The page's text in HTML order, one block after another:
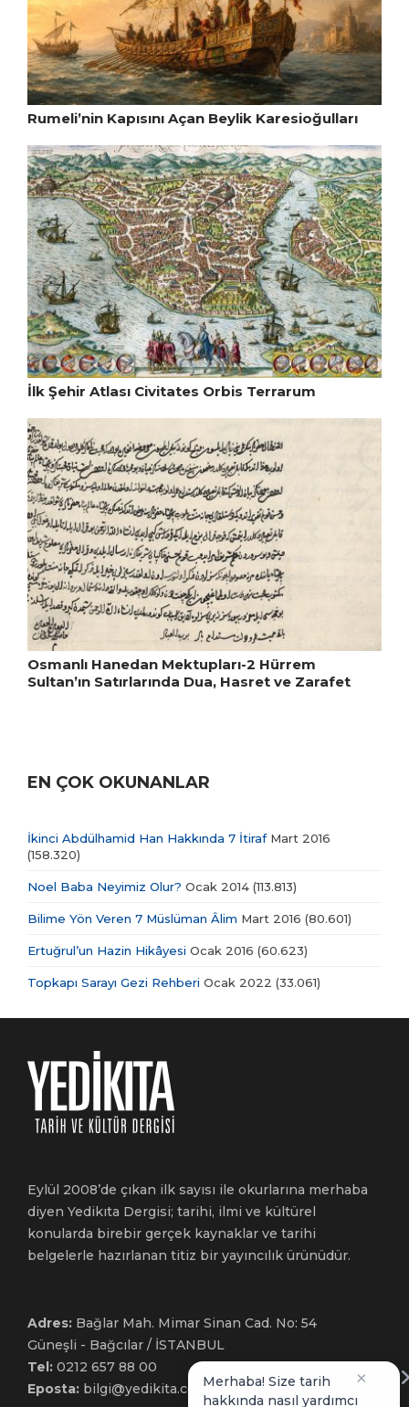
Rumeli’nin Kapısını Açan Beylik Karesioğulları
İlk Şehir Atlası Civitates Orbis Terrarum
Osmanlı Hanedan Mektupları-2 Hürrem
Sultan’ın Satırlarında Dua, Hasret ve Zarafet
EN ÇOK OKUNANLAR
İkinci Abdülhamid Han Hakkında 7 İtirafMart 2016
(158.320)
Noel Baba Neyimiz Olur? Ocak 2014 (113.813)
Bilime Yön Veren 7 Müslüman Âlim Mart 2016 (80.601)
Ertuğrul’un Hazin Hikâyesi Ocak 2016 (60.623)
Topkapı Sarayı Gezi Rehberi Ocak 2022 (33.061)
Eylül 2008’de çıkan ilk sayısı ile okurlarına merhaba
diyen Yedikıta Dergisi; tarihi, ilmi ve kültürel
konularda birebir gerçek kaynaklar ve tarihi
belgelerle hazırlanan titiz bir yayıncılık ürünüdür.
Adres: Bağlar Mah. Mimar Sinan Cad. No: 54
Güneşli - Bağcılar / İSTANBUL
Tel: 0212 657 88 00
Eposta: bilgi@yedikita.com.tr
×
Merhaba! Size tarih
hakkında nasıl yardımcı